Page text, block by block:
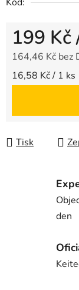
199 Kč
164,46 Kč bez
Měrná cena:
16,58 Kč / 1 ks
Tisk
den